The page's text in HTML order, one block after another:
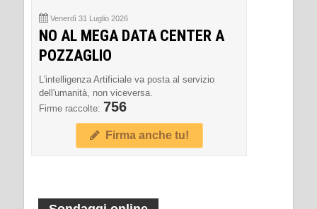
Venerdì 31 Luglio 2026
NO AL MEGA DATA CENTER A
POZZAGLIO
L'intelligenza Artificiale va posta al servizio
dell'umanità, non viceversa.
Firme raccolte: 756
Firma anche tu!